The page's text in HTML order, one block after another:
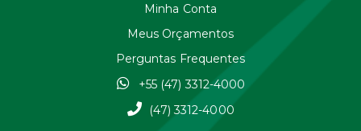
Minha Conta
Meus Orçamentos
Perguntas Frequentes
+55 (47) 3312-4000
(47) 3312-4000